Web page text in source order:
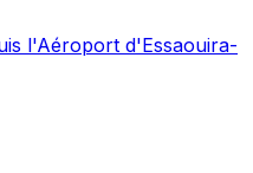
l'Aéroport d'Essaouira-